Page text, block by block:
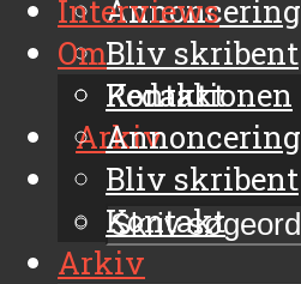
Annoncering
Bliv skribent
Kontakt
Arkiv
Interviews
Om
Redaktionen
Annoncering
Bliv skribent
Kontakt
Arkiv